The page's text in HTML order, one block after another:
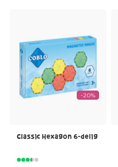
-20%
Classic Hexagon 6-delig